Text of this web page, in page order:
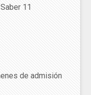
11
de admisión